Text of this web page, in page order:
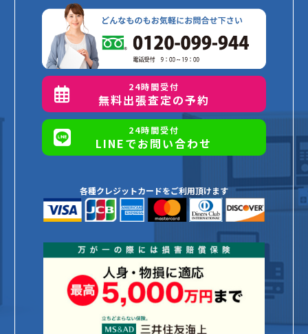
24時間受付
無料出張査定の予約
24時間受付
LINEでお問い合わせ
各種クレジットカードをご利用頂けます